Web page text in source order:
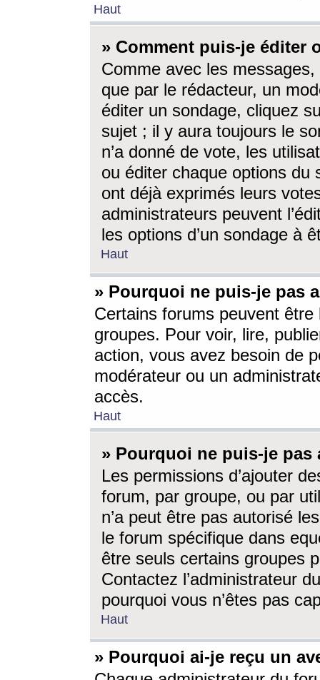
Haut
» Comment puis-je éditer
Comme avec les
que par le rédacteur, un
éditer un sondage, cliquez
sujet ; il y aura toujours le
n’a donné de vote, les
ou éditer chaque options du
ont déjà exprimés leurs
administrateurs peuvent
les options d’un sondage à
Haut
» Pourquoi ne puis-je pas
Certains forums peuvent être
groupes. Pour voir, lire,
action, vous avez besoin de
modérateur ou un
accès.
Haut
» Pourquoi ne puis-je
Les permissions d’ajouter
forum, par groupe, ou par
n’a peut être pas autorisé
le forum spécifique dans
être seuls certains groupes
Contactez l’administrateur
pourquoi vous n’êtes pas
Haut
» Pourquoi ai-je reçu un